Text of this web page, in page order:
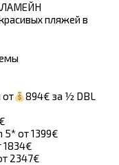
пляжей в
от
894€ за ½ DBL
5* от 1399€
1834€
2347€